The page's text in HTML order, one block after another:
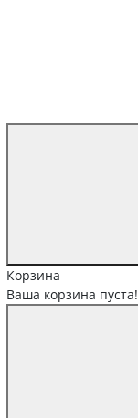
Корзина
Ваша корзина пуста!